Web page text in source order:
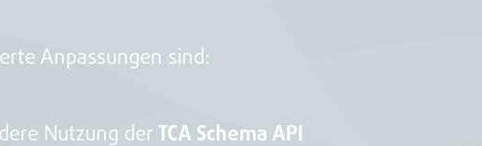
Anpassungen sind:
Nutzung der TCA Schema API